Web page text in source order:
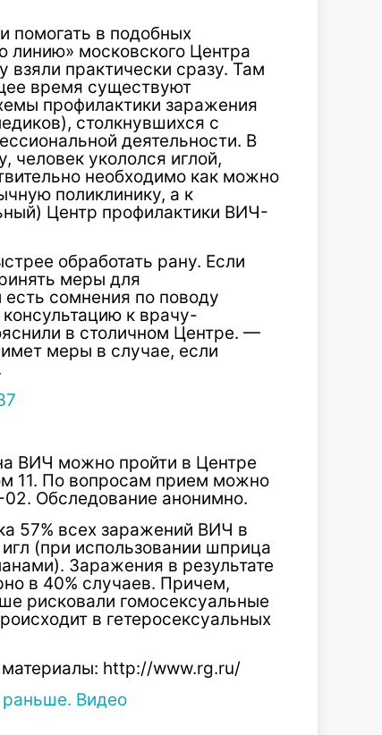
помогать в подобных
линию» московского Центра
практически сразу. Там
время существуют
профилактики заражения
столкнувшихся с
деятельности. В
человек укололся иглой,
необходимо как можно
поликлинику, а к
Центр профилактики ВИЧ-
обработать рану. Если
меры для
сомнения по поводу
к врачу-
в столичном Центре. —
меры в случае, если
ВИЧ можно пройти в Центре
11. По вопросам прием можно
Обследование анонимно.
57% всех заражений ВИЧ в
(при использовании шприца
Заражения в результате
в 40% случаев. Причем,
рисковали гомосексуальные
в гетеросексуальных
материалы: http://www.rg.ru/
Видео